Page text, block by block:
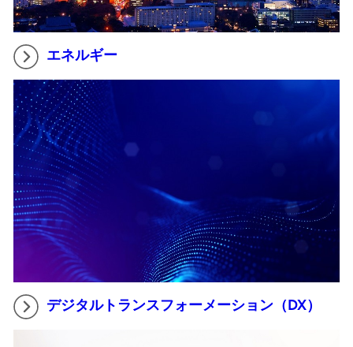
エネルギー
デジタルトランスフォーメーション（DX）